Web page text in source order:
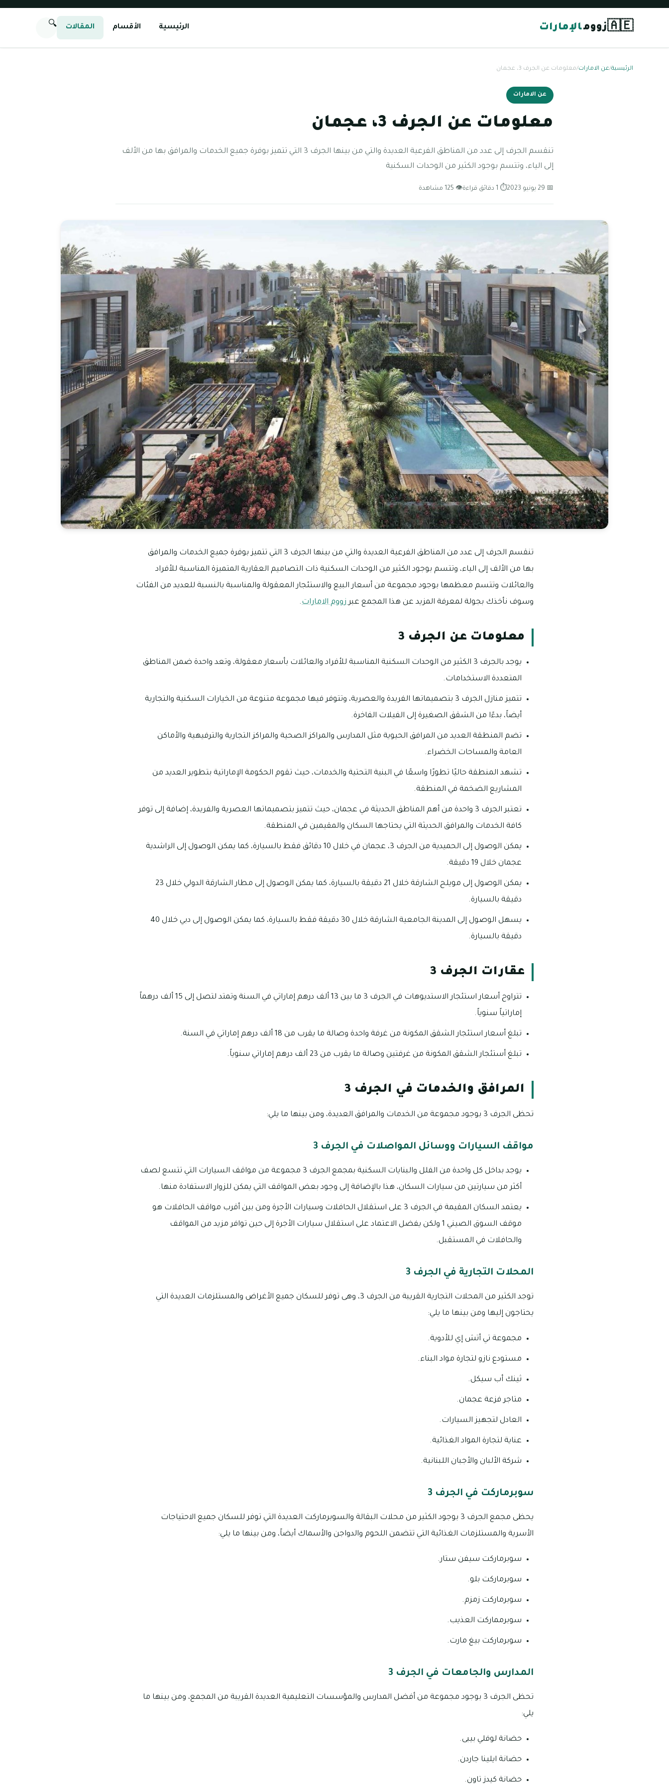
🇦🇪زوومالإمارات الرئيسية الأقسام المقالات 🔍
الرئيسية/عن الامارات/معلومات عن الجرف 3، عجمان
عن الامارات
معلومات عن الجرف 3، عجمان
تنقسم الجرف إلى عدد من المناطق الفرعية العديدة والتي من بينها الجرف 3 التي تتميز بوفرة جميع الخدمات والمرافق بها من الألف
إلى الياء، وتتسم بوجود الكثير من الوحدات السكنية
📅 29 يونيو 2023 ⏱ 1 دقائق قراءة 👁 125 مشاهدة
تنقسم الجرف إلى عدد من المناطق الفرعية العديدة والتي من بينها الجرف 3 التي تتميز بوفرة جميع الخدمات والمرافق
بها من الألف إلى الياء، وتتسم بوجود الكثير من الوحدات السكنية ذات التصاميم العقارية المتميزة المناسبة للأفراد
والعائلات وتتسم معظمها بوجود مجموعة من أسعار البيع والاستئجار المعقولة والمناسبة بالنسبة للعديد من الفئات
وسوف نأخذك بجولة لمعرفة المزيد عن هذا المجمع عبرزووم الامارات.
معلومات عن الجرف 3
يوجد بالجرف 3 الكثير من الوحدات السكنية المناسبة للأفراد والعائلات بأسعار معقولة، وتعد واحدة ضمن المناطق
المتعددة الاستخدامات.
تتميز منازل الجرف 3 بتصميماتها الفريدة والعصرية، وتتوفر فيها مجموعة متنوعة من الخيارات السكنية والتجارية
أيضاً، بدءًا من الشقق الصغيرة إلى الفيلات الفاخرة.
تضم المنطقة العديد من المرافق الحيوية مثل المدارس والمراكز الصحية والمراكز التجارية والترفيهية والأماكن
العامة والمساحات الخضراء.
تشهد المنطقة حاليًا تطورًا واسعًا في البنية التحتية والخدمات، حيث تقوم الحكومة الإماراتية بتطوير العديد من
المشاريع الضخمة في المنطقة.
تعتبر الجرف 3 واحدة من أهم المناطق الحديثة في عجمان، حيث تتميز بتصميماتها العصرية والفريدة، إضافة إلى توفر
كافة الخدمات والمرافق الحديثة التي يحتاجها السكان والمقيمين في المنطقة.
يمكن الوصول إلى الحميدية من الجرف 3، عجمان في خلال 10 دقائق فقط بالسيارة، كما يمكن الوصول إلى الراشدية
عجمان خلال 19 دقيقة.
يمكن الوصول إلى مويلح الشارقة خلال 21 دقيقة بالسيارة، كما يمكن الوصول إلى مطار الشارقة الدولي خلال 23
دقيقة بالسيارة.
يسهل الوصول إلى المدينة الجامعية الشارقة خلال 30 دقيقة فقط بالسيارة، كما يمكن الوصول إلى دبي خلال 40
دقيقة بالسيارة.
عقارات الجرف 3
تتراوح أسعار استئجار الاستديوهات في الجرف 3 ما بين 13 ألف درهم إماراتي في السنة وتمتد لتصل إلى 15 ألف درهماً
إماراتياً سنوياً.
تبلغ أسعار استئجار الشقق المكونة من غرفة واحدة وصالة ما يقرب من 18 ألف درهم إماراتي في السنة.
تبلغ أستئجار الشقق المكونة من غرفتين وصالة ما يقرب من 23 ألف درهم إماراتي سنوياً.
المرافق والخدمات في الجرف 3
تحظى الجرف 3 بوجود مجموعة من الخدمات والمرافق العديدة، ومن بينها ما يلي:
مواقف السيارات ووسائل المواصلات في الجرف 3
يوجد بداخل كل واحدة من الفلل والبنايات السكنية بمجمع الجرف 3 مجموعة من مواقف السيارات التي تتسع لصف
أكثر من سيارتين من سيارات السكان، هذا بالإضافة إلى وجود بعض المواقف التي يمكن للزوار الاستفادة منها.
يعتمد السكان المقيمة في الجرف 3 على استقلال الحافلات وسيارات الأجرة ومن بين أقرب مواقف الحافلات هو
موقف السوق الصيني 1 ولكن يفضل الاعتماد على استقلال سيارات الأجرة إلى حين توافر مزيد من المواقف
والحافلات في المستقبل.
المحلات التجارية في الجرف 3
توجد الكثير من المحلات التجارية القريبة من الجرف 3، وهى توفر للسكان جميع الأغراض والمستلزمات العديدة التي
يحتاجون إليها ومن بينها ما يلي:
مجموعة تي أتش إي للأدوية.
مستودع نازو لتجارة مواد البناء.
ثينك أب سيكل.
متاجر فزعة عجمان.
العادل لتجهيز السيارات.
عناية لتجارة المواد الغذائية.
شركة الألبان والأجبان اللبنانية.
سوبرماركت في الجرف 3
يحظى مجمع الجرف 3 بوجود الكثير من محلات البقالة والسوبرماركت العديدة التي توفر للسكان جميع الاحتياجات
الأسرية والمستلزمات الغذائية التي تتضمن اللحوم والدواجن والأسماك أيضاً، ومن بينها ما يلي:
سوبرماركت سيفن ستار.
سوبرماركت بلو.
سوبرماركت زمزم.
سوبرمماركت العذيب.
سوبرماركت بيغ مارت.
المدارس والجامعات في الجرف 3
تحظى الجرف 3 بوجود مجموعة من أفضل المدارس والمؤسسات التعليمية العديدة القريبة من المجمع، ومن بينها ما
يلي:
حضانة لوفلي بيبى.
حضانة ايلينا جاردن.
حضانة كيدز تاون.